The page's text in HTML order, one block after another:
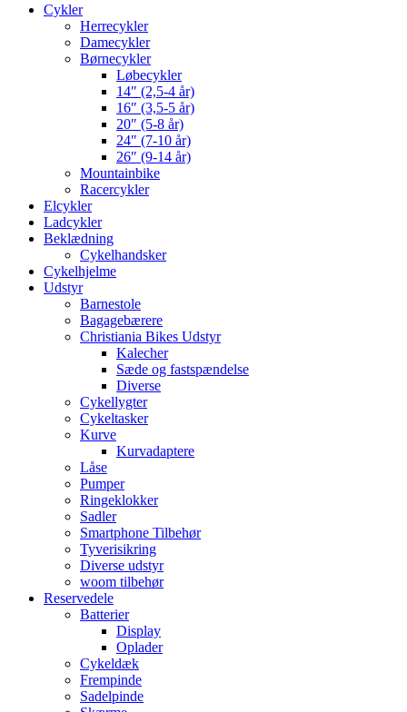
Cykler
Herrecykler
Damecykler
Børnecykler
Løbecykler
14″ (2,5-4 år)
16″ (3,5-5 år)
20″ (5-8 år)
24″ (7-10 år)
26″ (9-14 år)
Mountainbike
Racercykler
Elcykler
Ladcykler
Beklædning
Cykelhandsker
Cykelhjelme
Udstyr
Barnestole
Bagagebærere
Christiania Bikes Udstyr
Kalecher
Sæde og fastspændelse
Diverse
Cykellygter
Cykeltasker
Kurve
Kurvadaptere
Låse
Pumper
Ringeklokker
Sadler
Smartphone Tilbehør
Tyverisikring
Diverse udstyr
woom tilbehør
Reservedele
Batterier
Display
Oplader
Cykeldæk
Frempinde
Sadelpinde